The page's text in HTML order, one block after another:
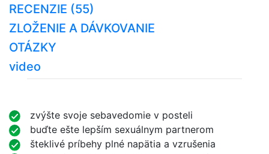
RECENZIE (55)
ZLOŽENIE A DÁVKOVANIE
OTÁZKY
video
zvýšte svoje sebavedomie v posteli
buďte ešte lepším sexuálnym partnerom
šteklivé príbehy plné napätia a vzrušenia